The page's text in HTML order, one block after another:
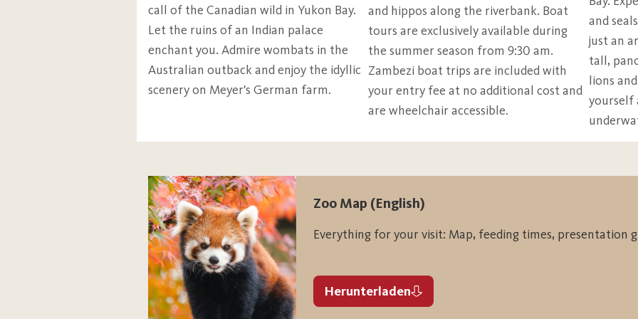
Guide dogs can be brought into the zoo and may be eligible for free entry (please
Dedicated wheelchair seats in our arenas
All tables in our restaurants are wheelchair compatible
ZooCard child
3 up to 16 years
ZooCard dog
Includes a doggy bag
ZooCard Family
ZooCard Single with child
ZooCard adult
ZooCard young adult
17 up to 24 years
call of the Canadian wild in Yukon Bay.
Let the ruins of an Indian palace
enchant you. Admire wombats in the
Australian outback and enjoy the idyllic
scenery on Meyer's German farm.
and hippos along the riverbank. Boat
tours are exclusively available during
the summer season from 9:30 am.
Zambezi boat trips are included with
your entry fee at no additional cost and
are wheelchair accessible.
and
just an
tall,
lions
yourself
Zoo Map (English)
Everything for your visit: Map, feeding times, presentation
Herunterladen